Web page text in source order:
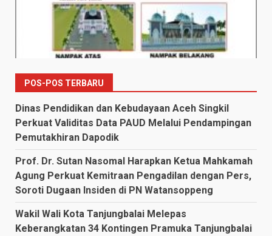
POS-POS TERBARU
Dinas Pendidikan dan Kebudayaan Aceh Singkil
Perkuat Validitas Data PAUD Melalui Pendampingan
Pemutakhiran Dapodik
Prof. Dr. Sutan Nasomal Harapkan Ketua Mahkamah
Agung Perkuat Kemitraan Pengadilan dengan Pers,
Soroti Dugaan Insiden di PN Watansoppeng
Wakil Wali Kota Tanjungbalai Melepas
Keberangkatan 34 Kontingen Pramuka Tanjungbalai